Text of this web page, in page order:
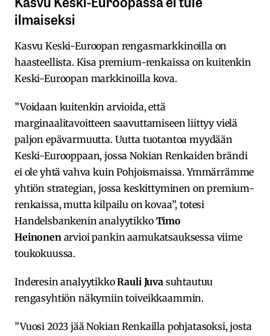
ilmaiseksi
Kasvu Keski-Euroopan rengasmarkkinoilla on
haasteellista. Kisa premium-renkaissa on kuitenkin
Keski-Euroopan markkinoilla kova.
”Voidaan kuitenkin arvioida, että
marginaalitavoitteen saavuttamiseen liittyy vielä
paljon epävarmuutta. Uutta tuotantoa myydään
Keski-Eurooppaan, jossa Nokian Renkaiden brändi
ei ole yhtä vahva kuin Pohjoismaissa. Ymmärrämme
yhtiön strategian, jossa keskittyminen on premium-
renkaissa, mutta kilpailu on kovaa”, totesi
Handelsbankenin analyytikko Timo
Heinonen arvioi pankin aamukatsauksessa viime
toukokuussa.
Inderesin analyytikkoRauli Juvasuhtautuu
rengasyhtiön näkymiin toiveikkaammin.
”Vuosi 2023 jää Nokian Renkailla pohjatasoksi, josta